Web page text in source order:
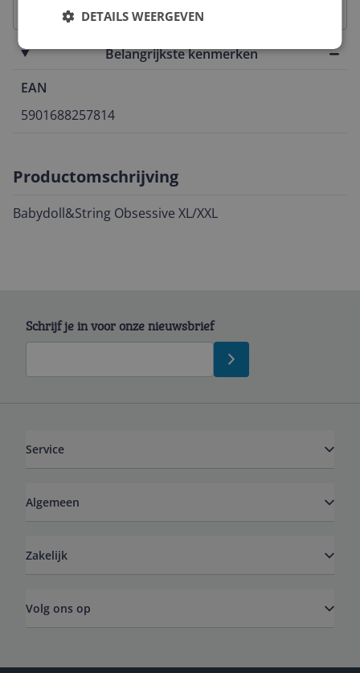
Belangrijkste kenmerken
EAN
5901688257814
Productomschrijving
Babydoll&String Obsessive XL/XXL
Schrijf je in voor onze nieuwsbrief
Service
Algemeen
Zakelijk
Volg ons op
DETAILS WEERGEVEN